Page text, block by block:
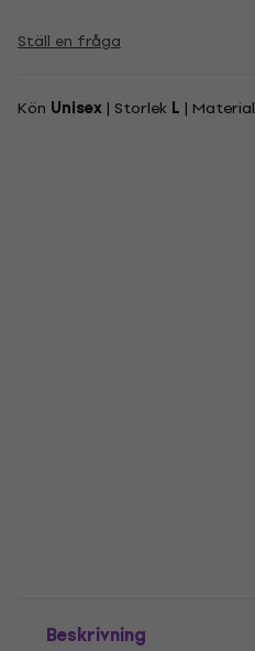
Ställ en fråga
Kön Unisex | Storlek L | Material
Beskrivning